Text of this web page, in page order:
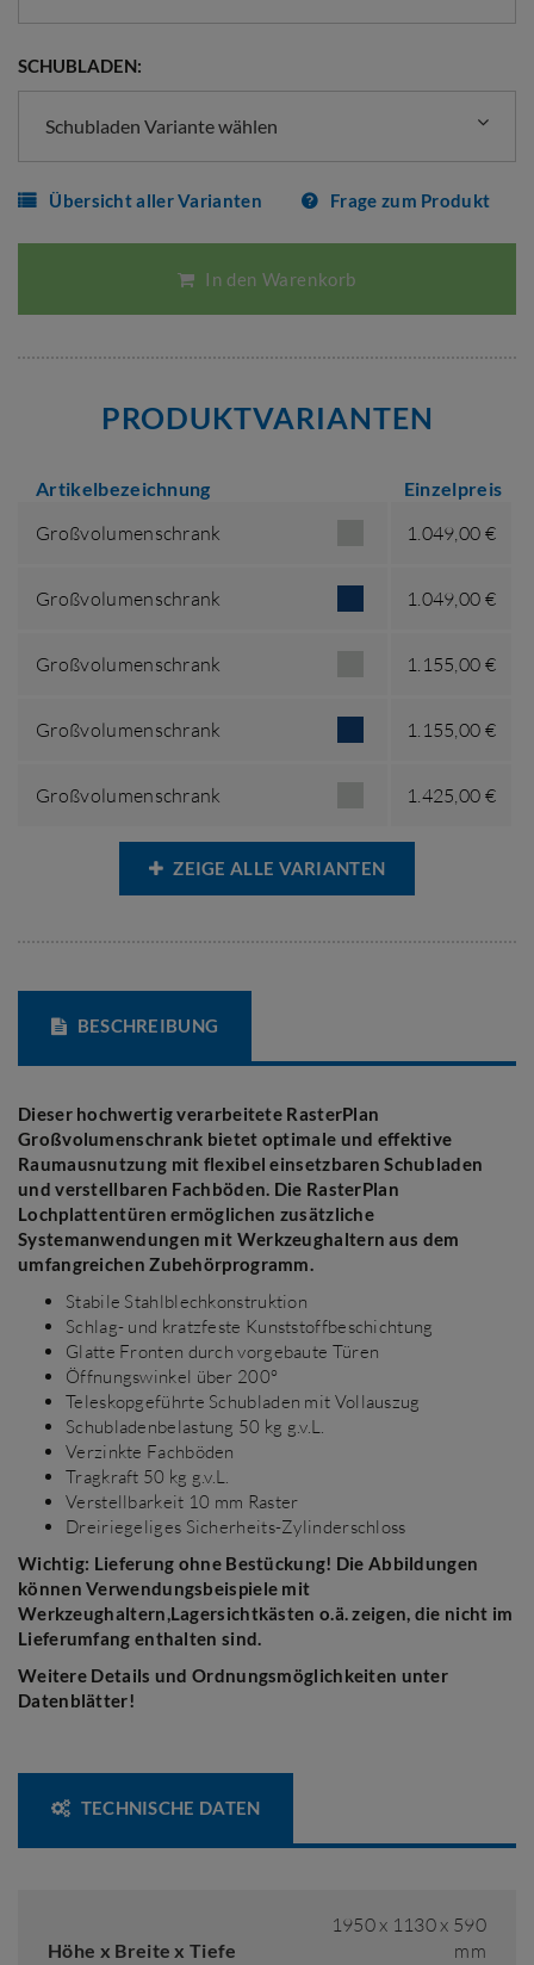
SCHUBLADEN:
Schubladen Variante wählen
Übersicht aller Varianten Frage zum Produkt
In den Warenkorb
PRODUKTVARIANTEN
Artikelbezeichnung Einzelpreis
Großvolumenschrank 1.049,00 €
Großvolumenschrank 1.049,00 €
Großvolumenschrank 1.155,00 €
Großvolumenschrank 1.155,00 €
Großvolumenschrank 1.425,00 €
ZEIGE ALLE VARIANTEN
BESCHREIBUNG
Dieser hochwertig verarbeitete RasterPlan
Großvolumenschrank bietet optimale und effektive
Raumausnutzung mit flexibel einsetzbaren Schubladen
und verstellbaren Fachböden. Die RasterPlan
Lochplattentüren ermöglichen zusätzliche
Systemanwendungen mit Werkzeughaltern aus dem
umfangreichen Zubehörprogramm.
Stabile Stahlblechkonstruktion
Schlag- und kratzfeste Kunststoffbeschichtung
Glatte Fronten durch vorgebaute Türen
Öffnungswinkel über 200°
Teleskopgeführte Schubladen mit Vollauszug
Schubladenbelastung 50 kg g.v.L.
Verzinkte Fachböden
Tragkraft 50 kg g.v.L.
Verstellbarkeit 10 mm Raster
Dreiriegeliges Sicherheits-Zylinderschloss
Wichtig: Lieferung ohne Bestückung! Die Abbildungen
können Verwendungsbeispiele mit
Werkzeughaltern,Lagersichtkästen o.ä. zeigen, die nicht im
Lieferumfang enthalten sind.
Weitere Details und Ordnungsmöglichkeiten unter
Datenblätter!
TECHNISCHE DATEN
Höhe x Breite x Tiefe
1950 x 1130 x 590
mm